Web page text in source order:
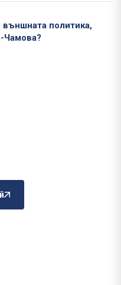
политика,
Чамова?